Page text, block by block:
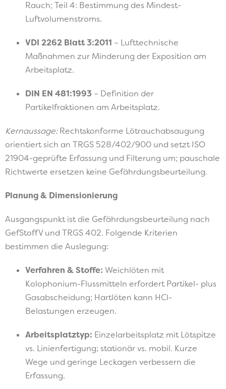
Rauch; Teil 4: Bestimmung des Mindest-
Luftvolumenstroms.
VDI 2262 Blatt 3:2011 – Lufttechnische
Maßnahmen zur Minderung der Exposition am
Arbeitsplatz.
DIN EN 481:1993 – Definition der
Partikelfraktionen am Arbeitsplatz.
Kernaussage:Rechtskonforme Lötrauchabsaugung
orientiert sich an TRGS 528/402/900 und setzt ISO
21904-geprüfte Erfassung und Filterung um; pauschale
Richtwerte ersetzen keine Gefährdungsbeurteilung.
Planung & Dimensionierung
Ausgangspunkt ist die Gefährdungsbeurteilung nach
GefStoffV und TRGS 402. Folgende Kriterien
bestimmen die Auslegung:
Verfahren & Stoffe: Weichlöten mit
Kolophonium-Flussmitteln erfordert Partikel- plus
Gasabscheidung; Hartlöten kann HCl-
Belastungen erzeugen.
Arbeitsplatztyp: Einzelarbeitsplatz mit Lötspitze
vs. Linienfertigung; stationär vs. mobil. Kurze
Wege und geringe Leckagen verbessern die
Erfassung.